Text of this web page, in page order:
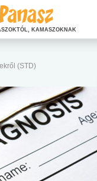
(STD)
KAMASZOKNAK